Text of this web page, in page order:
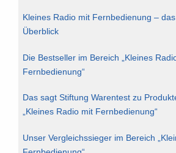
Kleines Radio mit Fernbedienung –
Überblick
Die Bestseller im Bereich „Kleines
Fernbedienung“
Das sagt Stiftung Warentest zu
„Kleines Radio mit Fernbedienung“
Unser Vergleichssieger im Bereich